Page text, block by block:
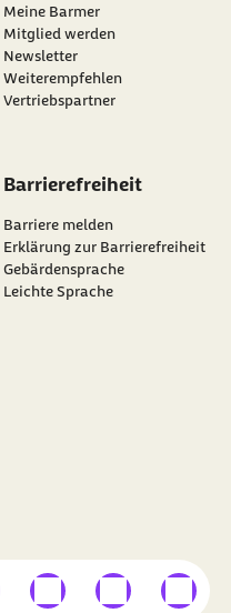
Meine Barmer
Mitglied werden
Newsletter
externer Link:
Weiterempfehlen
Vertriebspartner
Barrierefreiheit
Barriere melden
Erklärung zur Barrierefreiheit
Gebärdensprache
Leichte Sprache
auf
Link
externer Linkexterner Link